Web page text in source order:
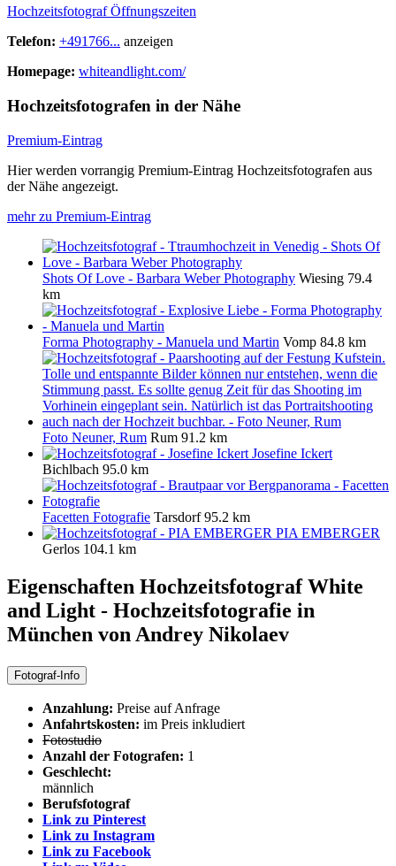
Hochzeitsfotograf Öffnungszeiten
Telefon: +491766... anzeigen
Homepage: whiteandlight.com/
Hochzeitsfotografen in der Nähe
Premium-Eintrag
Hier werden vorrangig Premium-Eintrag Hochzeitsfotografen aus
der Nähe angezeigt.
mehr zu Premium-Eintrag
Shots Of Love - Barbara Weber Photography Wiesing 79.4
km
Forma Photography - Manuela und Martin Vomp 84.8 km
Foto Neuner, Rum Rum 91.2 km
Josefine Ickert
Bichlbach 95.0 km
Facetten Fotografie Tarsdorf 95.2 km
PIA EMBERGER
Gerlos 104.1 km
Eigenschaften HochzeitsfotografWhite
and Light - Hochzeitsfotografie in
München von Andrey Nikolaev
Fotograf-Info
Anzahlung: Preise auf Anfrage
Anfahrtskosten: im Preis inkludiert
Fotostudio
Anzahl der Fotografen: 1
Geschlecht:
männlich
Berufsfotograf
Link zu Pinterest
Link zu Instagram
Link zu Facebook